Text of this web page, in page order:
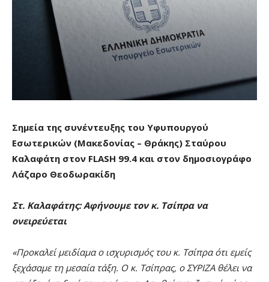
Σημεία της συνέντευξης του Υφυπουργού
Εσωτερικών (Μακεδονίας – Θράκης) Σταύρου
Καλαφάτη στον FLASH 99.4 και στον δημοσιογράφο
Λάζαρο Θεοδωρακίδη
Στ. Καλαφάτης: Αφήνουμε τον κ. Τσίπρα να
ονειρεύεται
«Προκαλεί μειδίαμα ο ισχυρισμός του κ. Τσίπρα ότι εμείς
ξεχάσαμε τη μεσαία τάξη. Ο κ. Τσίπρας, ο ΣΥΡΙΖΑ θέλει να